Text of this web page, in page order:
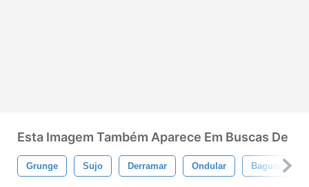
Esta Imagem Também Aparece Em Buscas De
Grunge Sujo Derramar Ondular Bagunçado